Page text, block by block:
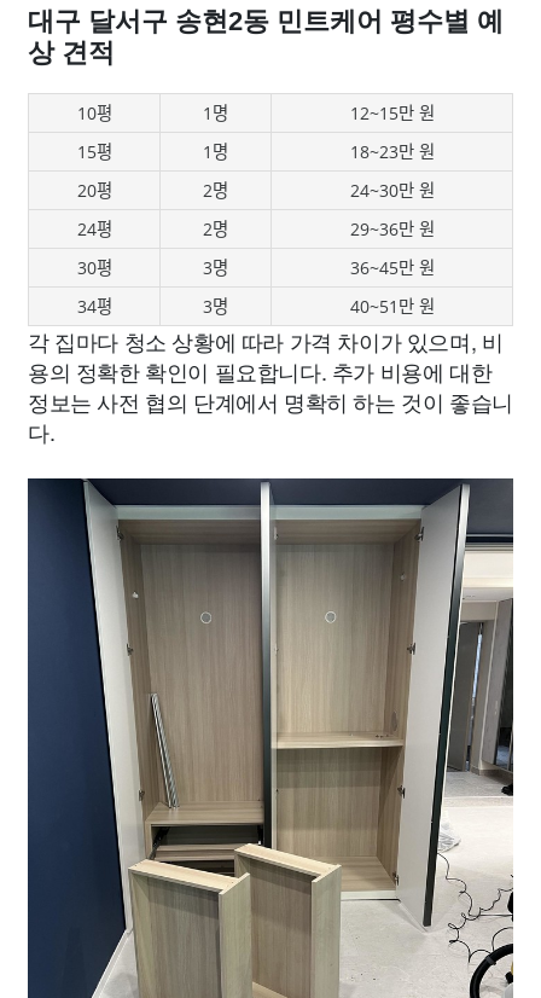
대구 달서구 송현2동 민트케어 평수별 예
상 견적
10평 1명
12~15만 원
15평
1명
18~23만 원
20평
2명
24~30만 원
24평
2명
29~36만 원
30평
3명
36~45만 원
34평
3명 40~51만 원
각 집마다 청소 상황에 따라 가격 차이가 있으며, 비
용의 정확한 확인이 필요합니다. 추가 비용에 대한
정보는 사전 협의 단계에서 명확히 하는 것이 좋습니
다.